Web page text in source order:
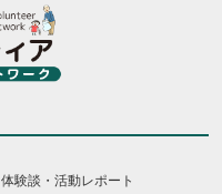
体験談・活動レポート